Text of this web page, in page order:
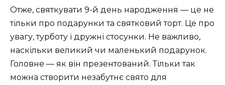
Отже, святкувати 9-й день народження — це не
тільки про подарунки та святковий торт. Це про
увагу, турботу і дружні стосунки. Не важливо,
наскільки великий чи маленький подарунок.
Головне — як він презентований. Тільки так
можна створити незабутнє свято для